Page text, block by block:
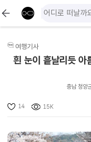
여행기사
흰 눈이 흩날리듯 아
충남 청양
14 15K